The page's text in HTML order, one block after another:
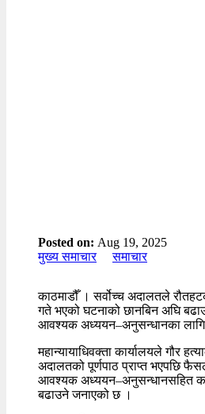
Posted on: Aug 19, 2025
मुख्य समाचार
समाचार
काठमाडौँ । सर्वोच्च अदालतले
गते भएको घटनाको छानबिन अघि
आवश्यक अध्ययन–अनुसन्धानका
महान्यायाधिवक्ता कार्यालयले गौर
अदालतको पूर्णपाठ प्राप्त भएपछि
आवश्यक अध्ययन–अनुसन्धानसहित
बढाउने जनाएको छ ।